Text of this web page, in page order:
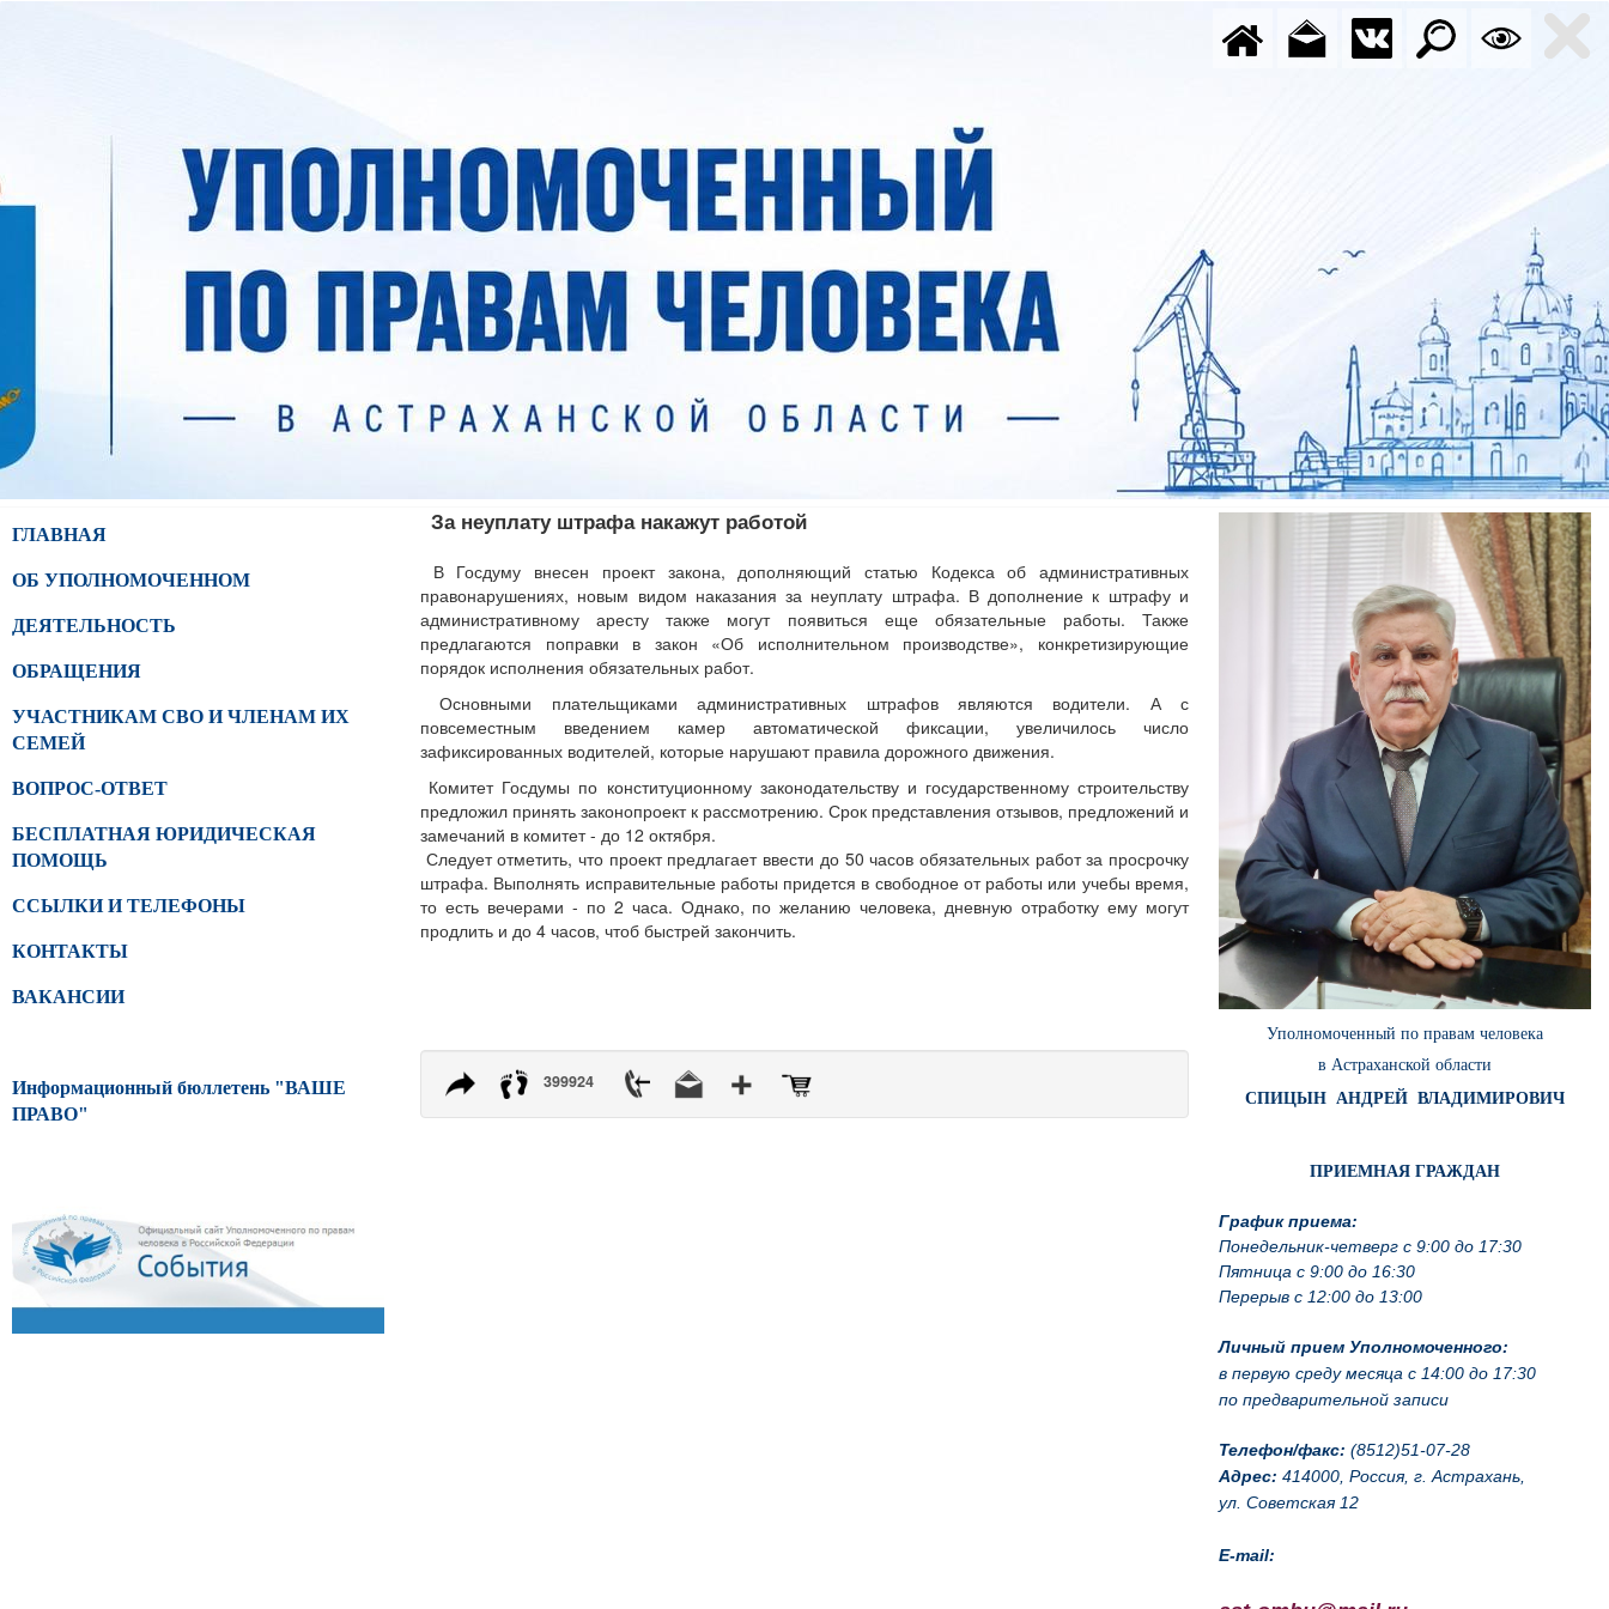
ГЛАВНАЯ
ОБ УПОЛНОМОЧЕННОМ
ДЕЯТЕЛЬНОСТЬ
ОБРАЩЕНИЯ
УЧАСТНИКАМ СВО И ЧЛЕНАМ ИХ
СЕМЕЙ
ВОПРОС-ОТВЕТ
БЕСПЛАТНАЯ ЮРИДИЧЕСКАЯ
ПОМОЩЬ
ССЫЛКИ И ТЕЛЕФОНЫ
КОНТАКТЫ
ВАКАНСИИ
Информационный бюллетень "ВАШЕ
ПРАВО"
Уполномоченный по правам человека
в Астраханской области
СПИЦЫН АНДРЕЙ ВЛАДИМИРОВИЧ
ПРИЕМНАЯ ГРАЖДАН
График приема:
Понедельник-четверг с 9:00 до 17:30
Пятница с 9:00 до 16:30
Перерыв с 12:00 до 13:00
Личный прием Уполномоченного:
в первую среду месяца с 14:00 до 17:30
по предварительной записи
Телефон/факс: (8512)51-07-28
Адрес: 414000, Россия, г. Астрахань,
ул. Советская 12
E-mail:
За неуплату штрафа накажут работой
В Госдуму внесен проект закона, дополняющий статью Кодекса об административных
правонарушениях, новым видом наказания за неуплату штрафа. В дополнение к штрафу и
административному аресту также могут появиться еще обязательные работы. Также
предлагаются поправки в закон «Об исполнительном производстве», конкретизирующие
порядок исполнения обязательных работ.
Основными плательщиками административных штрафов являются водители. А с
повсеместным введением камер автоматической фиксации, увеличилось число
зафиксированных водителей, которые нарушают правила дорожного движения.
Комитет Госдумы по конституционному законодательству и государственному строительству
предложил принять законопроект к рассмотрению. Срок представления отзывов, предложений и
замечаний в комитет - до 12 октября.
Следует отметить, что проект предлагает ввести до 50 часов обязательных работ за просрочку
штрафа. Выполнять исправительные работы придется в свободное от работы или учебы время,
то есть вечерами - по 2 часа. Однако, по желанию человека, дневную отработку ему могут
продлить и до 4 часов, чтоб быстрей закончить.
399924